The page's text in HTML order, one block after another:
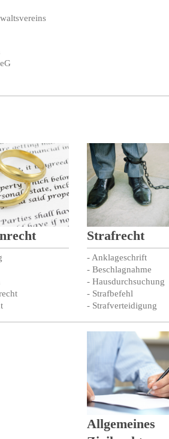
Strafrecht
- Anklageschrift
- Beschlagnahme
- Hausdurchsuchung
- Strafbefehl
- Strafverteidigung
Allgemeines